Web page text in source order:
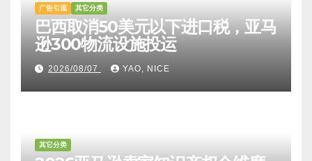
广告引流 其它分类
巴西取消50美元以下进口税，亚马
逊300物流设施投运
2026/08/07 YAO, NICE
其它分类